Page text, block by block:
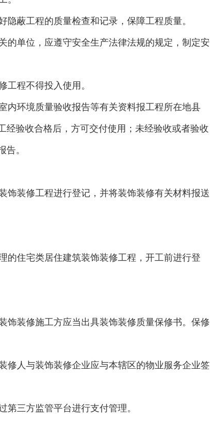
蔽工程的质量检查和记录，保障工程质量。
单位，应遵守安全生产法律法规的规定，制定安
程不得投入使用。
内环境质量验收报告等有关资料报工程所在地县
经验收合格后，方可交付使用；未经验收或者验收
。
装修工程进行登记，并将装饰装修有关材料报送
的住宅类居住建筑装饰装修工程，开工前进行登
装修施工方应当出具装饰装修质量保修书。保修
修人与装饰装修企业应与本辖区的物业服务企业签
三方监管平台进行支付管理。